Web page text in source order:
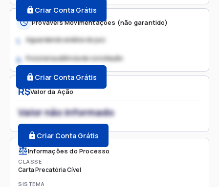
R$Valor da Ação
Valor não informado
Criar Conta Grátis
Informações do Processo
CLASSE
Carta Precatória Cível
SISTEMA
Criar Conta Grátis
Prováveis Movimentações (não garantido)
1. Aguardando análise do juiz
2. Possível audiência de conciliação
Criar Conta Grátis